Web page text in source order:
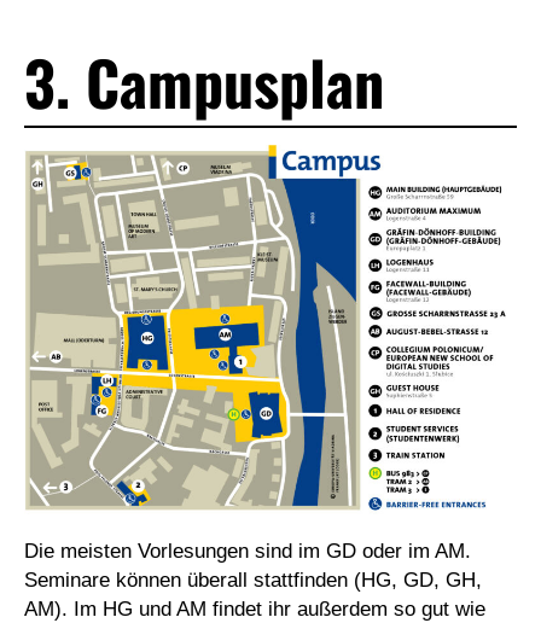
3. Campusplan
Die meisten Vorlesungen sind im GD oder im AM.
Seminare können überall stattfinden (HG, GD, GH,
AM). Im HG und AM findet ihr außerdem so gut wie